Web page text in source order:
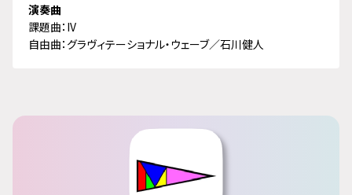
演奏曲
課題曲：IV
自由曲：グラヴィテーショナル・ウェーブ／石川健人